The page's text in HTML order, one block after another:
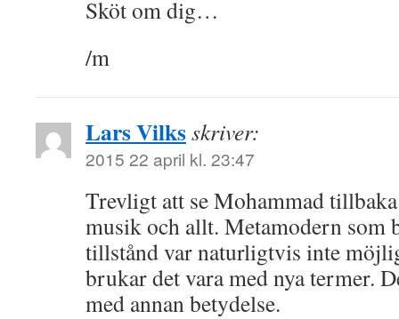
Sköt om dig…
/m
Lars Vilksskriver:
2015 22 april kl. 23:47
Trevligt att se Mohammad
musik och allt. Metamodern som
tillstånd var naturligtvis inte
brukar det vara med nya termer.
med annan betydelse.